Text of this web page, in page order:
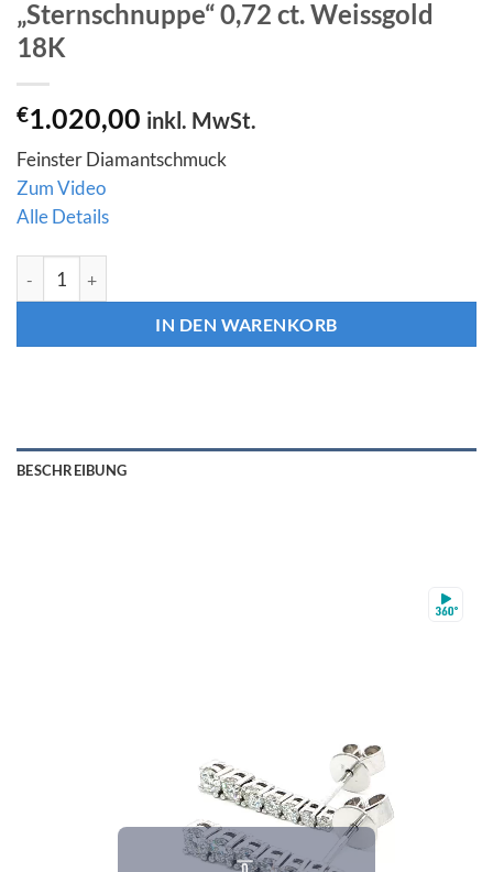
„Sternschnuppe“ 0,72 ct. Weissgold
18K
€1.020,00 inkl. MwSt.
Feinster Diamantschmuck
Zum Video
Alle Details
Diamant Ohrringe Ohrstecker "Sternschnuppe" 0,72 ct.
IN DEN WARENKORB
BESCHREIBUNG